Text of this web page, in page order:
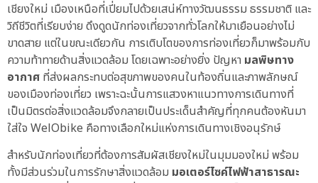
เชียงใหม่ เมืองเหนือที่เปี่ยมไปด้วยเสน่ห์ทางวัฒนธรรม ธรรมชาติ และ
วิถีชีวิตที่เรียบง่าย ดึงดูดนักท่องเที่ยวจากทั่วโลกให้มาเยือนอย่างไม่
ขาดสาย แต่ในขณะเดียวกัน การเติบโตของการท่องเที่ยวก็มาพร้อมกับ
ความท้าทายด้านสิ่งแวดล้อม โดยเฉพาะอย่างยิ่ง ปัญหา มลพิษทาง
อากาศ ที่ส่งผลกระทบต่อสุขภาพของคนในท้องถิ่นและภาพลักษณ์
ของเมืองท่องเที่ยว เพราะฉะนั้นการแสวงหาแนวทางการเดินทางที่
เป็นมิตรต่อสิ่งแวดล้อมจึงกลายเป็นประเด็นสำคัญที่ทุกคนต้องหันมา
ใส่ใจ WelObike คือทางเลือกใหม่แห่งการเดินทางเชิงอนุรักษ์
สำหรับนักท่องเที่ยวที่ต้องการสัมผัสเชียงใหม่ในมุมมองใหม่ พร้อม
ทั้งมีส่วนร่วมในการรักษาสิ่งแวดล้อม มอเตอร์ไซค์ไฟฟ้าสาธารณะ